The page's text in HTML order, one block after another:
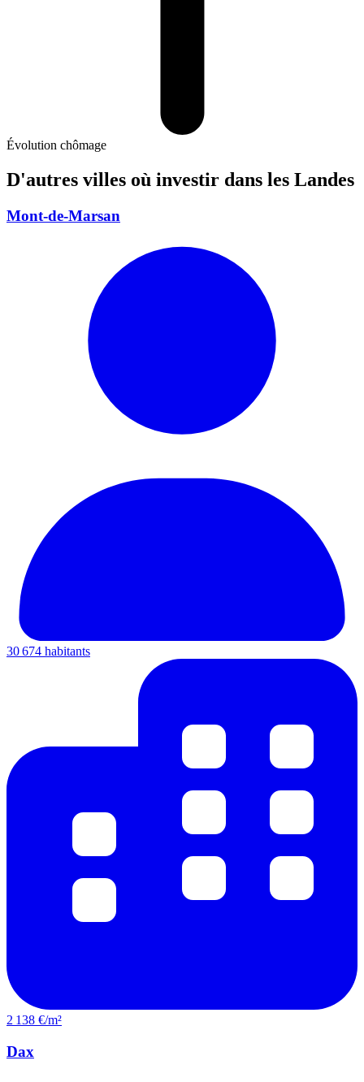
Évolution chômage
D'autres villes où investir dans les Landes
Mont-de-Marsan
30 674 habitants
2 138 €/m²
Dax